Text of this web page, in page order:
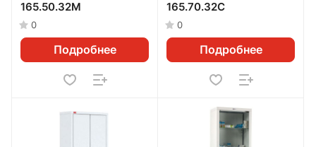
165.50.32М
0
Подробнее
165.70.32С
0
Подробнее